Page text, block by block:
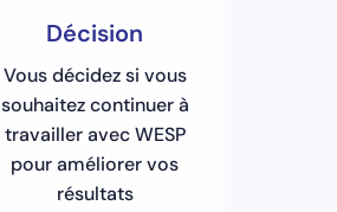
Décision
Vous décidez si vous
souhaitez continuer à
travailler avec WESP
pour améliorer vos
résultats